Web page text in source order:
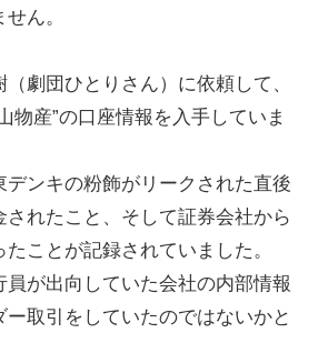
ん。
劇団ひとりさん）に依頼して、
物産”の口座情報を入手していま
デンキの粉飾がリークされた直後
されたこと、そして証券会社から
ことが記録されていました。
が出向していた会社の内部情報
ー取引をしていたのではないかと